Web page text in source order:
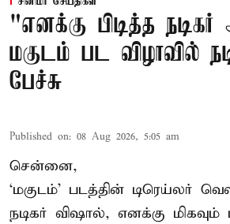
"எனக்கு பிடித்த
மகுடம் பட விழாவில்
பேச்சு
Published on: 08 Aug 2026, 5:05 am
சென்னை,
‘மகுடம்’ படத்தின் டிரெய்லர்
நடிகர் விஷால், எனக்கு மிகவும்